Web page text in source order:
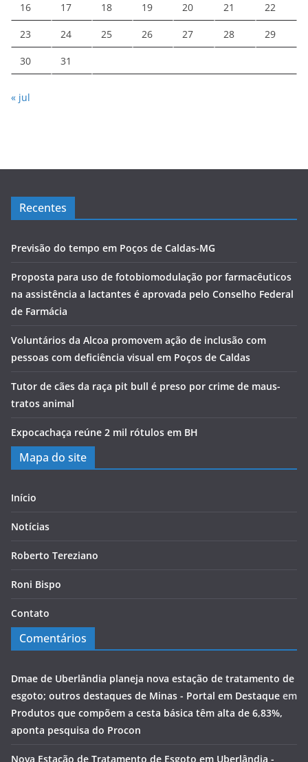
16 17 18 19 20 21 22
23 24 25 26 27 28 29
30 31
« jul
Recentes
Previsão do tempo em Poços de Caldas-MG
Proposta para uso de fotobiomodulação por farmacêuticos
na assistência a lactantes é aprovada pelo Conselho Federal
de Farmácia
Voluntários da Alcoa promovem ação de inclusão com
pessoas com deficiência visual em Poços de Caldas
Tutor de cães da raça pit bull é preso por crime de maus-
tratos animal
Expocachaça reúne 2 mil rótulos em BH
Mapa do site
Início
Notícias
Roberto Tereziano
Roni Bispo
Contato
Comentários
Dmae de Uberlândia planeja nova estação de tratamento de
esgoto; outros destaques de Minas - Portal em Destaque em
Produtos que compõem a cesta básica têm alta de 6,83%,
aponta pesquisa do Procon
Nova Estação de Tratamento de Esgoto em Uberlândia -